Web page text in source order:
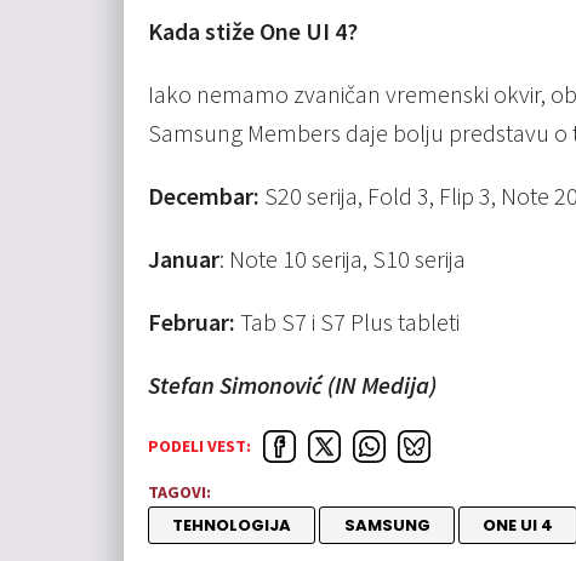
Kada stiže One UI 4?
Iako nemamo zvaničan vremenski okvir,
Samsung Members daje bolju predstavu o
Decembar: S20 serija, Fold 3, Flip 3, Note
Januar: Note 10 serija, S10 serija
Februar: Tab S7 i S7 Plus tableti
Stefan Simonović (IN Medija)
PODELI VEST:
TAGOVI:
TEHNOLOGIJA SAMSUNG ONE UI 4